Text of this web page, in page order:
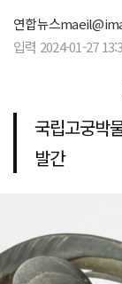
연합뉴스
입력 2024-01-27
국립고궁박
발간